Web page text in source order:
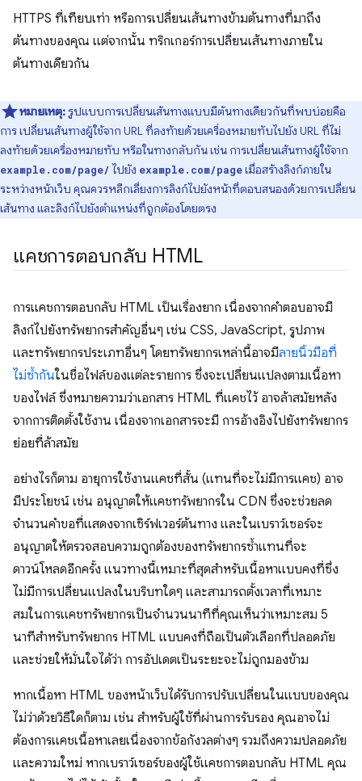
HTTPS ที่เทียบเท่า หรือการเปลี่ยนเส้นทางข้ามต้นทางที่มาถึง
ต้นทางของคุณ แต่จากนั้น ทริกเกอร์การเปลี่ยนเส้นทางภายใน
ต้นทางเดียวกัน
หมายเหตุ:รูปแบบการเปลี่ยนเส้นทางแบบมีต้นทางเดียวกันที่พบบ่อยคือ
การ เปลี่ยนเส้นทางผู้ใช้จาก URL ที่ลงท้ายด้วยเครื่องหมายทับไปยัง URL ที่ไม่
ลงท้ายด้วยเครื่องหมายทับ หรือในทางกลับกัน เช่น การเปลี่ยนเส้นทางผู้ใช้จาก
example.com/page/ ไปยัง example.com/pageเมื่อสร้างลิงก์ภายใน
ระหว่างหน้าเว็บ คุณควรหลีกเลี่ยงการลิงก์ไปยังหน้าที่ตอบสนองด้วยการเปลี่ยน
เส้นทาง และลิงก์ไปยังตำแหน่งที่ถูกต้องโดยตรง
แคชการตอบกลับ HTML
การแคชการตอบกลับ HTML เป็นเรื่องยาก เนื่องจากคำตอบอาจมี
ลิงก์ไปยังทรัพยากรสำคัญอื่นๆ เช่น CSS, JavaScript, รูปภาพ
และทรัพยากรประเภทอื่นๆ โดยทรัพยากรเหล่านี้อาจมีลายนิ้วมือที่
ไม่ซ้ำกันในชื่อไฟล์ของแต่ละรายการ ซึ่งจะเปลี่ยนแปลงตามเนื้อหา
ของไฟล์ ซึ่งหมายความว่าเอกสาร HTML ที่แคชไว้ อาจล้าสมัยหลัง
จากการติดตั้งใช้งาน เนื่องจากเอกสารจะมี การอ้างอิงไปยังทรัพยากร
ย่อยที่ล้าสมัย
อย่างไรก็ตาม อายุการใช้งานแคชที่สั้น (แทนที่จะไม่มีการแคช) อาจ
มีประโยชน์ เช่น อนุญาตให้แคชทรัพยากรใน CDN ซึ่งจะช่วยลด
จำนวนคำขอที่แสดงจากเซิร์ฟเวอร์ต้นทาง และในเบราว์เซอร์จะ
อนุญาตให้ตรวจสอบความถูกต้องของทรัพยากรซ้ำแทนที่จะ
ดาวน์โหลดอีกครั้ง แนวทางนี้เหมาะที่สุดสำหรับเนื้อหาแบบคงที่ซึ่ง
ไม่มีการเปลี่ยนแปลงในบริบทใดๆ และสามารถตั้งเวลาที่เหมาะ
สมในการแคชทรัพยากรเป็นจำนวนนาทีที่คุณเห็นว่าเหมาะสม 5
นาทีสำหรับทรัพยากร HTML แบบคงที่ถือเป็นตัวเลือกที่ปลอดภัย
และช่วยให้มั่นใจได้ว่า การอัปเดตเป็นระยะจะไม่ถูกมองข้าม
หากเนื้อหา HTML ของหน้าเว็บได้รับการปรับเปลี่ยนในแบบของคุณ
ไม่ว่าด้วยวิธีใดก็ตาม เช่น สำหรับผู้ใช้ที่ผ่านการรับรอง คุณอาจไม่
ต้องการแคชเนื้อหาเลยเนื่องจากข้อกังวลต่างๆ รวมถึงความปลอดภัย
และความใหม่ หากเบราว์เซอร์ของผู้ใช้แคชการตอบกลับ HTML คุณ